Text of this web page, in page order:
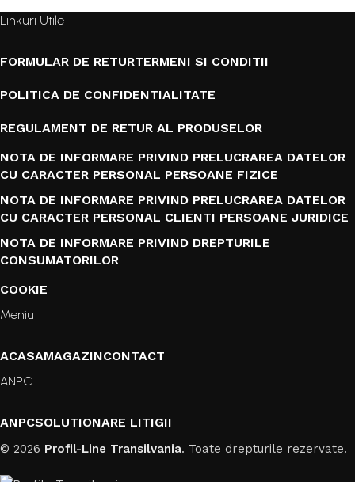
Linkuri Utile
FORMULAR DE RETURTERMENI SI CONDITII
POLITICA DE CONFIDENTIALITATE
REGULAMENT DE RETUR AL PRODUSELOR
NOTA DE INFORMARE PRIVIND PRELUCRAREA DATELOR
CU CARACTER PERSONAL PERSOANE FIZICE
NOTA DE INFORMARE PRIVIND PRELUCRAREA DATELOR
CU CARACTER PERSONAL CLIENTI PERSOANE JURIDICE
NOTA DE INFORMARE PRIVIND DREPTURILE
CONSUMATORILOR
COOKIE
Meniu
ACASAMAGAZINCONTACT
ANPC
ANPCSOLUTIONARE LITIGII
© 2026 Profil-Line Transilvania. Toate drepturile rezervate.